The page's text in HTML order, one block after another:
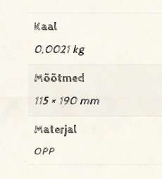
Kaal
0,0021 kg
Mõõtmed
115 × 190 mm
Materjal
OPP